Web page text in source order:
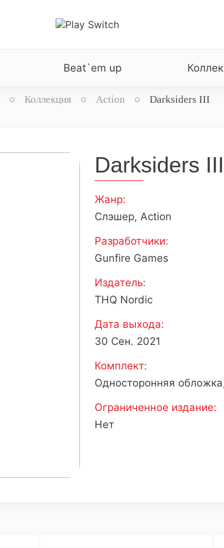
Beat`em up
Коллекция Action Darksiders III
Darksiders III
Жанр:
Слэшер, Action
Разработчики:
Gunfire Games
Издатель:
THQ Nordic
Дата выхода:
30 Сен. 2021
Комплект:
Односторонняя
Ограниченное издание:
Нет